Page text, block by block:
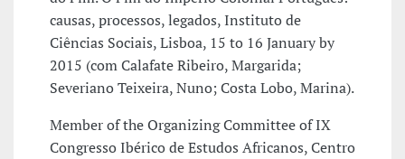
causas, processos, legados, Instituto de
Ciências Sociais, Lisboa, 15 to 16 January by
2015 (com Calafate Ribeiro, Margarida;
Severiano Teixeira, Nuno; Costa Lobo, Marina).
Member of the Organizing Committee of IX
Congresso Ibérico de Estudos Africanos, Centro